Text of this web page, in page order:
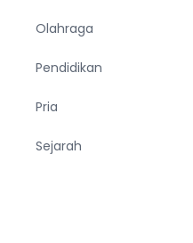
Olahraga
Pendidikan
Pria
Sejarah